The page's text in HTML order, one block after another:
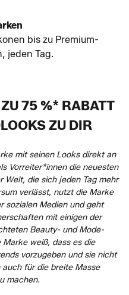
bis zu Premium-
jeden Tag.
75 %* RABATT
ZU DIR
mit seinen Looks direkt an
Vorreiter*innen die neuesten
Welt, die sich jeden Tag mehr
verlässt, nutzt die Marke
sozialen Medien und geht
mit einigen der
Beauty- und Mode-
weiß, dass es die
vorzugeben und sie nicht
für die breite Masse
machen.